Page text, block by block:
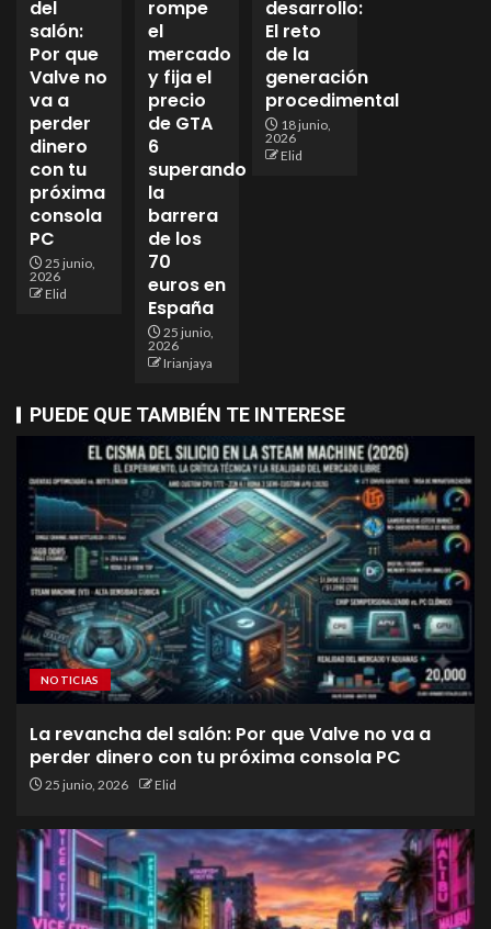
del
salón:
Por que
Valve no
va a
perder
dinero
con tu
próxima
consola
PC
25 junio,
2026
Elid
rompe
el
mercado
y fija el
precio
de GTA
6
superando
la
barrera
de los
70
euros en
España
25 junio,
2026
Irianjaya
desarrollo:
El reto
de la
generación
procedimental
18 junio,
2026
Elid
PUEDE QUE TAMBIÉN TE INTERESE
NOTICIAS
La revancha del salón: Por que Valve no va a
perder dinero con tu próxima consola PC
25 junio, 2026 Elid